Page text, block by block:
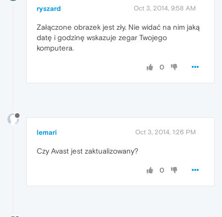
ryszard Oct 3, 2014, 9:58 AM
Załączone obrazek jest zły. Nie widać na nim jaką
datę i godzinę wskazuje zegar Twojego
komputera.
0
lemari Oct 3, 2014, 1:26 PM
Czy Avast jest zaktualizowany?
0